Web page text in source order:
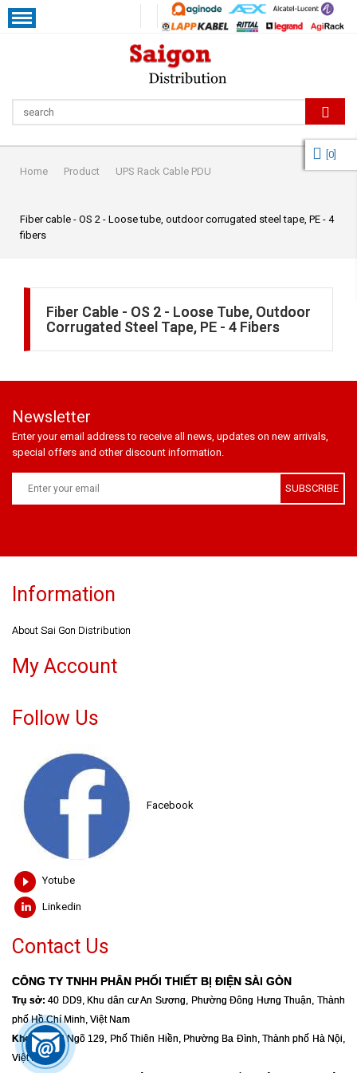
Home Product UPS Rack Cable PDU
Fiber cable - OS 2 - Loose tube, outdoor corrugated steel tape, PE - 4
fibers
Fiber Cable - OS 2 - Loose Tube, Outdoor
Corrugated Steel Tape, PE - 4 Fibers
Newsletter
Enter your email address to receive all news, updates on new arrivals,
special offers and other discount information.
SUBSCRIBE
Information
About Sai Gon Distribution
My Account
Follow Us
Facebook
Yotube
Linkedin
Contact Us
CÔNG TY TNHH PHÂN PHỐI THIẾT BỊ ĐIỆN SÀI GÒN
Trụ sở: 40 DD9, Khu dân cư An Sương, Phường Đông Hưng Thuận, Thành
phố Hồ Chí Minh, Việt Nam
Kho HN:39 Ngõ 129, Phố Thiên Hiền, Phường Ba Đình, Thành phố Hà Nội,
Việt Nam
[0]